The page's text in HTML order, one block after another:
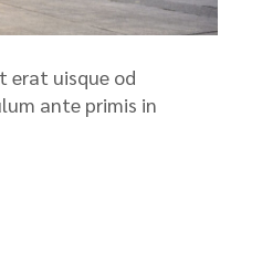
erat uisque od
ante primis in